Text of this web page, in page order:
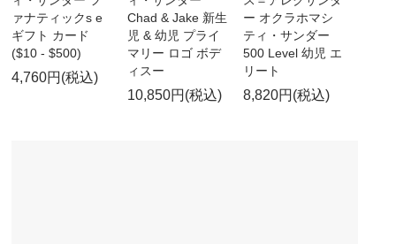
ァナティックs e
ギフト カード
($10 - $500)
4,760円(税込)
Chad & Jake 新生
児 & 幼児 プライ
マリー ロゴ ボデ
ィスー
10,850円(税込)
ー オクラホマシ
ティ・サンダー
500 Level 幼児 エ
リート
8,820円(税込)